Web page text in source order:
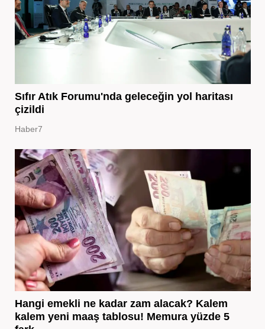
Sıfır Atık Forumu'nda geleceğin yol haritası
çizildi
Haber7
Hangi emekli ne kadar zam alacak? Kalem
kalem yeni maaş tablosu! Memura yüzde 5